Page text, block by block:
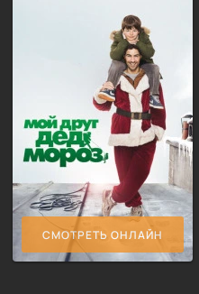
СМОТРЕТЬ ОНЛАЙН